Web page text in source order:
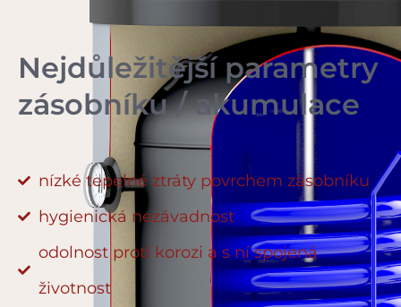
Nejdůležitější parametry
zásobníku / akumulace
nízké tepelné ztráty povrchem zásobníku
hygienická nezávadnost
odolnost proti korozi a s ní spojená
životnost